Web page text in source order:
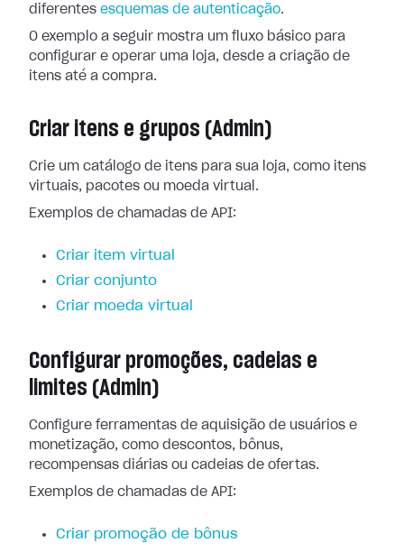
diferentes esquemas de autenticação.
O exemplo a seguir mostra um fluxo básico para
configurar e operar uma loja, desde a criação de
itens até a compra.
Criar itens e grupos (Admin)
Crie um catálogo de itens para sua loja, como itens
virtuais, pacotes ou moeda virtual.
Exemplos de chamadas de API:
Criar item virtual
Criar conjunto
Criar moeda virtual
Configurar promoções, cadeias e
limites (Admin)
Configure ferramentas de aquisição de usuários e
monetização, como descontos, bônus,
recompensas diárias ou cadeias de ofertas.
Exemplos de chamadas de API:
Criar promoção de bônus